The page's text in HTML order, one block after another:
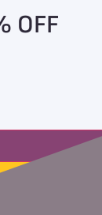
OFF
Pal